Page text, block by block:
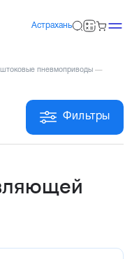
Астрахань
пневмоприводы —
Фильтры